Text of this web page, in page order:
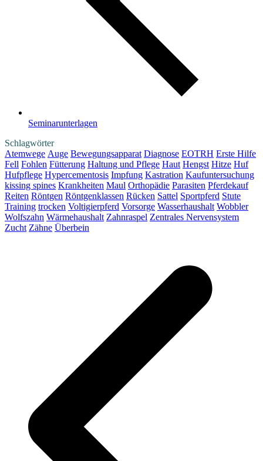
Seminarunterlagen
Schlagwörter
Atemwege Auge Bewegungsapparat Diagnose EOTRH Erste Hilfe
Fell Fohlen Fütterung Haltung und Pflege Haut Hengst Hitze Huf
Hufpflege Hypercementosis Impfung Kastration Kaufuntersuchung
kissing spines Krankheiten Maul Orthopädie Parasiten Pferdekauf
Reiten Röntgen Röntgenklassen Rücken Sattel Sportpferd Stute
Training trocken Voltigierpferd Vorsorge Wasserhaushalt Wobbler
Wolfszahn Wärmehaushalt Zahnraspel Zentrales Nervensystem
Zucht Zähne Überbein